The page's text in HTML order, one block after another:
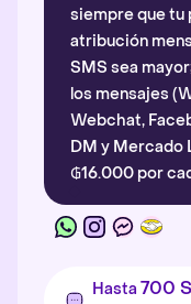
siempre que tu
atribución
SMS sea
los mensajes
Webchat,
DM y Mercado
₲16.000 por
Hasta 700